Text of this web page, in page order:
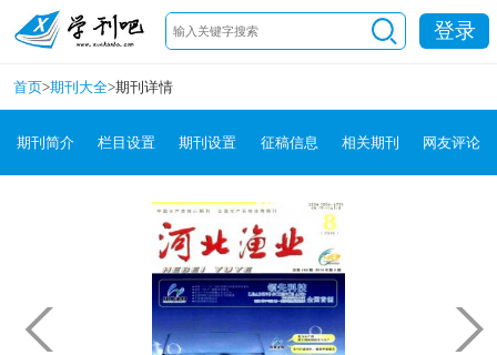
登录
首页>期刊大全>期刊详情
期刊简介 栏目设置 期刊设置 征稿信息 相关期刊 网友评论